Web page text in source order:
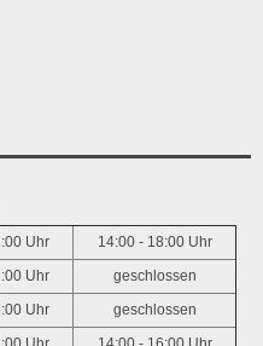
Uhr 14:00 - 18:00 Uhr
Uhr geschlossen
Uhr geschlossen